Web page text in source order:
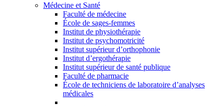
Médecine et Santé
Faculté de médecine
École de sages-femmes
Institut de physiothérapie
Institut de psychomotricité
Institut supérieur d’orthophonie
Institut d’ergothérapie
Institut supérieur de santé publique
Faculté de pharmacie
École de techniciens de laboratoire d’analyses
médicales